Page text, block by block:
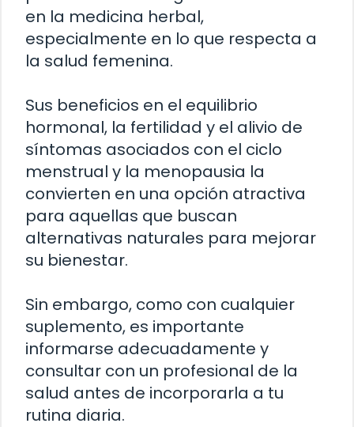
en la medicina herbal,
especialmente en lo que respecta a
la salud femenina.
Sus beneficios en el equilibrio
hormonal, la fertilidad y el alivio de
síntomas asociados con el ciclo
menstrual y la menopausia la
convierten en una opción atractiva
para aquellas que buscan
alternativas naturales para mejorar
su bienestar.
Sin embargo, como con cualquier
suplemento, es importante
informarse adecuadamente y
consultar con un profesional de la
salud antes de incorporarla a tu
rutina diaria.